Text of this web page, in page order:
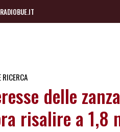
RADIOBUE.IT
Audio
RICERCA
delle
risalire a